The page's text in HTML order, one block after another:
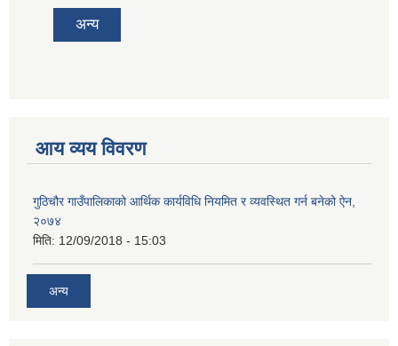
अन्य
आय व्यय विवरण
गुठिचौर गाउँपालिकाको आर्थिक कार्यविधि नियमित र व्यवस्थित गर्न बनेको ऐन,
२०७४
मिति: 12/09/2018 - 15:03
अन्य